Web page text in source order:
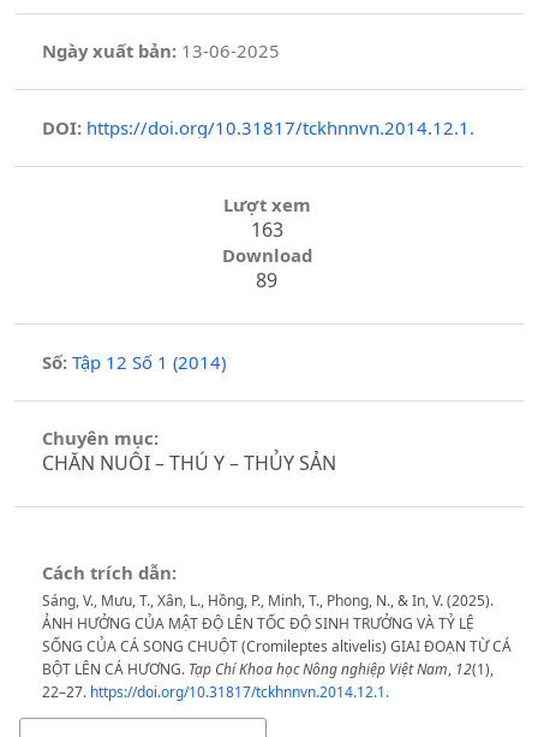
Ngày xuất bản: 13-06-2025
DOI: https://doi.org/10.31817/tckhnnvn.2014.12.1.
Lượt xem
163
Download
89
Số: Tập 12 Số 1 (2014)
Chuyên mục:
CHĂN NUÔI – THÚ Y – THỦY SẢN
Cách trích dẫn:
Sáng, V., Mưu, T., Xân, L., Hồng, P., Minh, T., Phong, N., & In, V. (2025).
ẢNH HƯỞNG CỦA MẬT ĐỘ LÊN TỐC ĐỘ SINH TRƯỞNG VÀ TỶ LỆ
SỐNG CỦA CÁ SONG CHUỘT (Cromileptes altivelis) GIAI ĐOẠN TỪ CÁ
BỘT LÊN CÁ HƯƠNG. Tạp Chí Khoa học Nông nghiệp Việt Nam, 12(1),
22–27. https://doi.org/10.31817/tckhnnvn.2014.12.1.